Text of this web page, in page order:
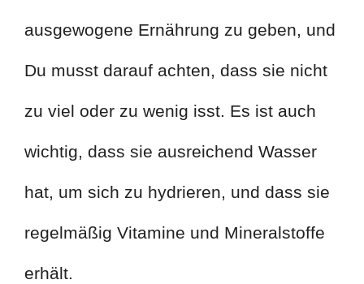
ausgewogene Ernährung zu geben, und
Du musst darauf achten, dass sie nicht
zu viel oder zu wenig isst. Es ist auch
wichtig, dass sie ausreichend Wasser
hat, um sich zu hydrieren, und dass sie
regelmäßig Vitamine und Mineralstoffe
erhält.